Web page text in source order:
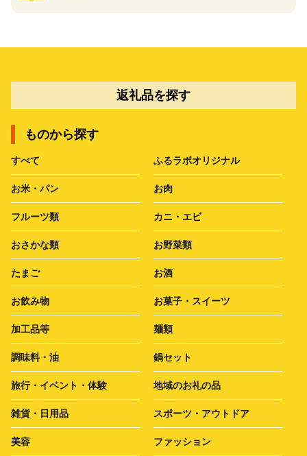
返礼品を探す
ものから探す
すべて ふるラボオリジナル
お米・パン お肉
フルーツ類 カニ・エビ
おさかな類 お野菜類
たまご お酒
お飲み物 お菓子・スイーツ
加工品等 麺類
調味料・油 鍋セット
旅行・イベント・体験 地域のお礼の品
雑貨・日用品 スポーツ・アウトドア
美容 ファッション